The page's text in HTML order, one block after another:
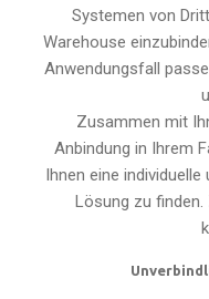
Systemen von
Warehouse
Anwendungsfall
Zusammen mit
Anbindung in Ihrem
Ihnen eine
Lösung zu